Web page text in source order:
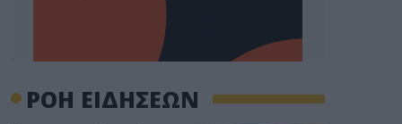
ΡΟΗ ΕΙΔΗΣΕΩΝ